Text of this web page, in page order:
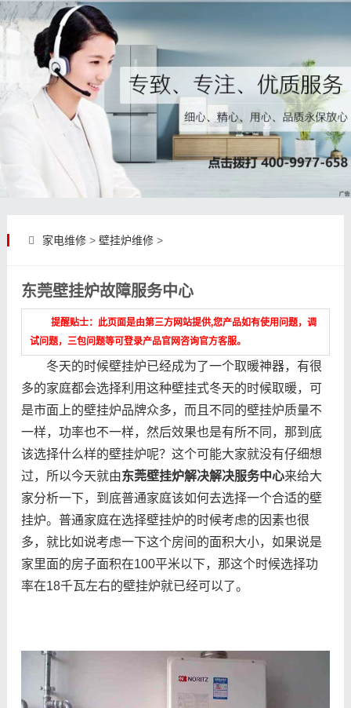
家电维修> 壁挂炉维修>
东莞壁挂炉故障服务中心
提醒贴士：此页面是由第三方网站提供,您产品如有使用问题，调
试问题，三包问题等可登录产品官网咨询官方客服。
冬天的时候壁挂炉已经成为了一个取暖神器，有很
多的家庭都会选择利用这种壁挂式冬天的时候取暖，可
是市面上的壁挂炉品牌众多，而且不同的壁挂炉质量不
一样，功率也不一样，然后效果也是有所不同，那到底
该选择什么样的壁挂炉呢？这个可能大家就没有仔细想
过，所以今天就由东莞壁挂炉解决解决服务中心来给大
家分析一下，到底普通家庭该如何去选择一个合适的壁
挂炉。普通家庭在选择壁挂炉的时候考虑的因素也很
多，就比如说考虑一下这个房间的面积大小，如果说是
家里面的房子面积在100平米以下，那这个时候选择功
率在18千瓦左右的壁挂炉就已经可以了。